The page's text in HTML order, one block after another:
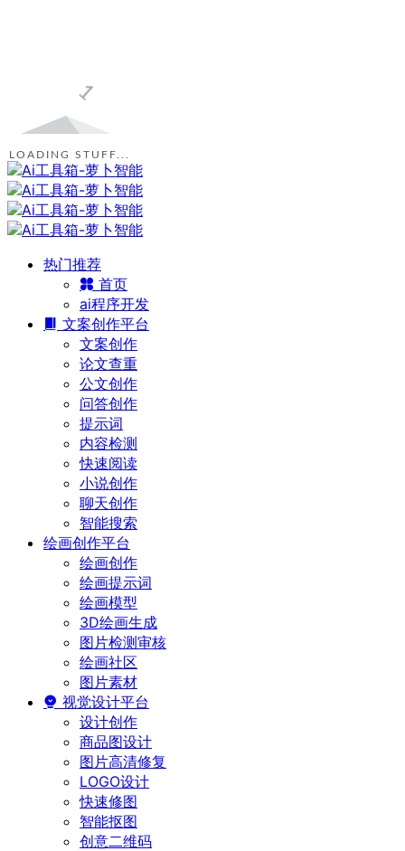
LOADING STUFF...
热门推荐
首页
ai程序开发
文案创作平台
文案创作
论文查重
公文创作
问答创作
提示词
内容检测
快速阅读
小说创作
聊天创作
智能搜索
绘画创作平台
绘画创作
绘画提示词
绘画模型
3D绘画生成
图片检测审核
绘画社区
图片素材
视觉设计平台
设计创作
商品图设计
图片高清修复
LOGO设计
快速修图
智能抠图
创意二维码